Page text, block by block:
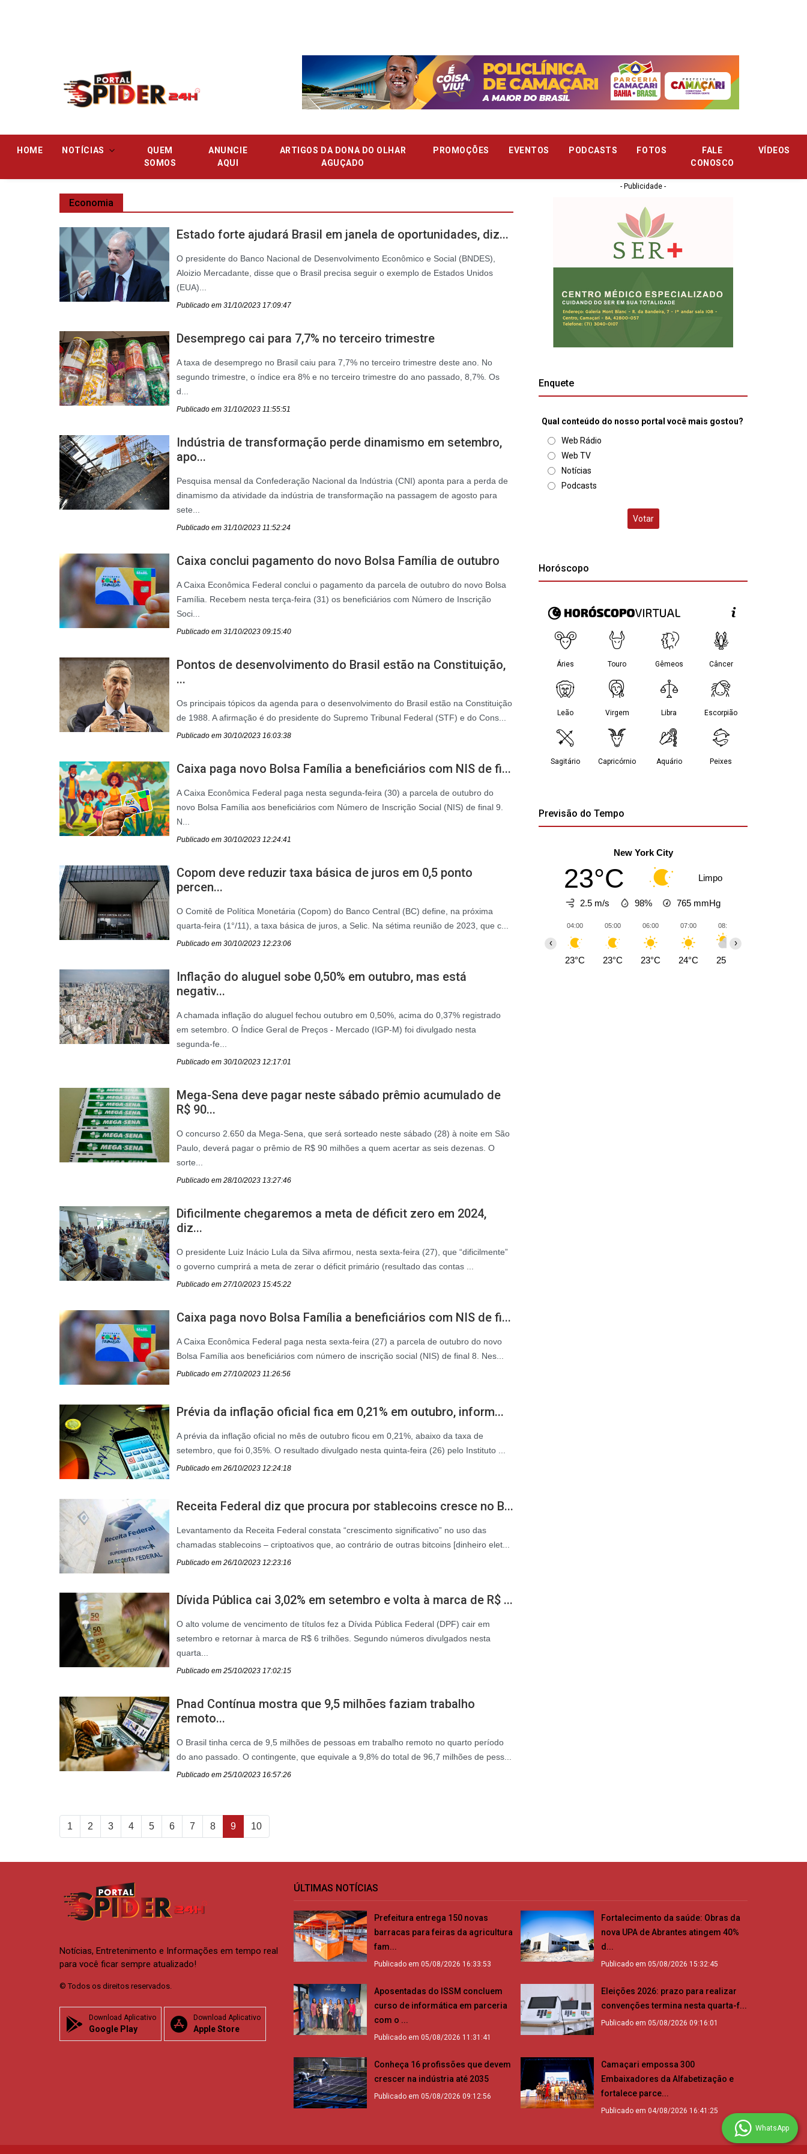
HOME NOTÍCIAS
QUEM
SOMOS
ANUNCIE
AQUI
ARTIGOS DA DONA DO OLHAR
AGUÇADO
PROMOÇÕES EVENTOS PODCASTS FOTOS
FALE
CONOSCO
VÍDEOS
Economia
Estado forte ajudará Brasil em janela de oportunidades, diz...
O presidente do Banco Nacional de Desenvolvimento Econômico e Social (BNDES),
Aloizio Mercadante, disse que o Brasil precisa seguir o exemplo de Estados Unidos
(EUA)...
Publicado em 31/10/2023 17:09:47
Desemprego cai para 7,7% no terceiro trimestre
A taxa de desemprego no Brasil caiu para 7,7% no terceiro trimestre deste ano. No
segundo trimestre, o índice era 8% e no terceiro trimestre do ano passado, 8,7%. Os
d...
Publicado em 31/10/2023 11:55:51
Indústria de transformação perde dinamismo em setembro,
apo...
Pesquisa mensal da Confederação Nacional da Indústria (CNI) aponta para a perda de
dinamismo da atividade da indústria de transformação na passagem de agosto para
sete...
Publicado em 31/10/2023 11:52:24
Caixa conclui pagamento do novo Bolsa Família de outubro
A Caixa Econômica Federal conclui o pagamento da parcela de outubro do novo Bolsa
Família. Recebem nesta terça-feira (31) os beneficiários com Número de Inscrição
Soci...
Publicado em 31/10/2023 09:15:40
Pontos de desenvolvimento do Brasil estão na Constituição,
...
Os principais tópicos da agenda para o desenvolvimento do Brasil estão na Constituição
de 1988. A afirmação é do presidente do Supremo Tribunal Federal (STF) e do Cons...
Publicado em 30/10/2023 16:03:38
Caixa paga novo Bolsa Família a beneficiários com NIS de fi...
A Caixa Econômica Federal paga nesta segunda-feira (30) a parcela de outubro do
novo Bolsa Família aos beneficiários com Número de Inscrição Social (NIS) de final 9.
N...
Publicado em 30/10/2023 12:24:41
Copom deve reduzir taxa básica de juros em 0,5 ponto
percen...
O Comitê de Política Monetária (Copom) do Banco Central (BC) define, na próxima
quarta-feira (1°/11), a taxa básica de juros, a Selic. Na sétima reunião de 2023, que c...
Publicado em 30/10/2023 12:23:06
Inflação do aluguel sobe 0,50% em outubro, mas está
negativ...
A chamada inflação do aluguel fechou outubro em 0,50%, acima do 0,37% registrado
em setembro. O Índice Geral de Preços - Mercado (IGP-M) foi divulgado nesta
segunda-fe...
Publicado em 30/10/2023 12:17:01
Mega-Sena deve pagar neste sábado prêmio acumulado de
R$ 90...
O concurso 2.650 da Mega-Sena, que será sorteado neste sábado (28) à noite em São
Paulo, deverá pagar o prêmio de R$ 90 milhões a quem acertar as seis dezenas. O
sorte...
Publicado em 28/10/2023 13:27:46
Dificilmente chegaremos a meta de déficit zero em 2024,
diz...
O presidente Luiz Inácio Lula da Silva afirmou, nesta sexta-feira (27), que “dificilmente”
o governo cumprirá a meta de zerar o déficit primário (resultado das contas ...
Publicado em 27/10/2023 15:45:22
Caixa paga novo Bolsa Família a beneficiários com NIS de fi...
A Caixa Econômica Federal paga nesta sexta-feira (27) a parcela de outubro do novo
Bolsa Família aos beneficiários com número de inscrição social (NIS) de final 8. Nes...
Publicado em 27/10/2023 11:26:56
Prévia da inflação oficial fica em 0,21% em outubro, inform...
A prévia da inflação oficial no mês de outubro ficou em 0,21%, abaixo da taxa de
setembro, que foi 0,35%. O resultado divulgado nesta quinta-feira (26) pelo Instituto ...
Publicado em 26/10/2023 12:24:18
Receita Federal diz que procura por stablecoins cresce no B...
Levantamento da Receita Federal constata “crescimento significativo” no uso das
chamadas stablecoins – criptoativos que, ao contrário de outras bitcoins [dinheiro elet...
Publicado em 26/10/2023 12:23:16
Dívida Pública cai 3,02% em setembro e volta à marca de R$ ...
O alto volume de vencimento de títulos fez a Dívida Pública Federal (DPF) cair em
setembro e retornar à marca de R$ 6 trilhões. Segundo números divulgados nesta
quarta...
Publicado em 25/10/2023 17:02:15
Pnad Contínua mostra que 9,5 milhões faziam trabalho
remoto...
O Brasil tinha cerca de 9,5 milhões de pessoas em trabalho remoto no quarto período
do ano passado. O contingente, que equivale a 9,8% do total de 96,7 milhões de pess...
Publicado em 25/10/2023 16:57:26
1 2 3 4 5 6 7 8 9 10
- Publicidade -
Enquete
Qual conteúdo do nosso portal você mais gostou?
Web Rádio
Web TV
Notícias
Podcasts
Votar
Horóscopo
Previsão do Tempo
New York City
23°C Limpo
2.5 m/s 98% 765 mmHg
04:00
23°C
05:00
23°C
06:00
23°C
07:00
24°C
08:00
25°C
‹ ›
Notícias, Entretenimento e Informações em tempo real
para você ficar sempre atualizado!
© Todos os direitos reservados.
Download Aplicativo
Google Play
Download Aplicativo
Apple Store
ÚLTIMAS NOTÍCIAS
Prefeitura entrega 150 novas
barracas para feiras da agricultura
fam...
Publicado em 05/08/2026 16:33:53
Fortalecimento da saúde: Obras da
nova UPA de Abrantes atingem 40%
d...
Publicado em 05/08/2026 15:32:45
Aposentadas do ISSM concluem
curso de informática em parceria
com o ...
Publicado em 05/08/2026 11:31:41
Eleições 2026: prazo para realizar
convenções termina nesta quarta-f...
Publicado em 05/08/2026 09:16:01
Conheça 16 profissões que devem
crescer na indústria até 2035
Publicado em 05/08/2026 09:12:56
Camaçari empossa 300
Embaixadores da Alfabetização e
fortalece parce...
Publicado em 04/08/2026 16:41:25
WhatsApp